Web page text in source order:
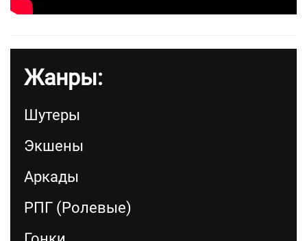
Жанры:
Шутеры
Экшены
Аркады
РПГ (Ролевые)